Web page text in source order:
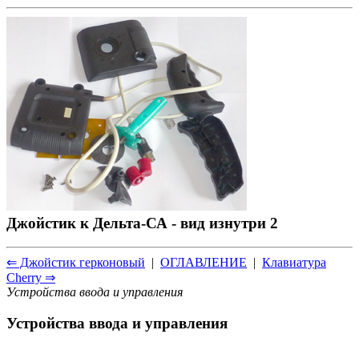
Джойстик к Дельта-СА - вид изнутри 2
⇐ Джойстик герконовый | ОГЛАВЛЕНИЕ | Клавиатура
Cherry ⇒
Устройства ввода и управления
Устройства ввода и управления